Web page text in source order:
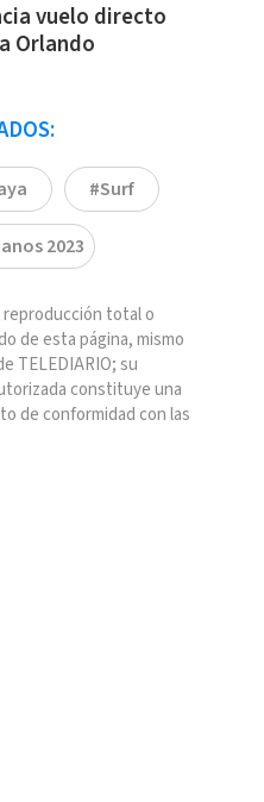
vuelo directo
Orlando
#Surf
2023
reproducción total o
de esta página, mismo
TELEDIARIO; su
constituye una
de conformidad con las